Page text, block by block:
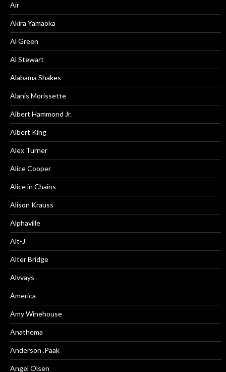
Air
Akira Yamaoka
Al Green
Al Stewart
Alabama Shakes
Alanis Morissette
Albert Hammond Jr.
Albert King
Alex Turner
Alice Cooper
Alice in Chains
Alison Krauss
Alphaville
Alt-J
Alter Bridge
Alvvays
America
Amy Winehouse
Anathema
Anderson .Paak
Angel Olsen